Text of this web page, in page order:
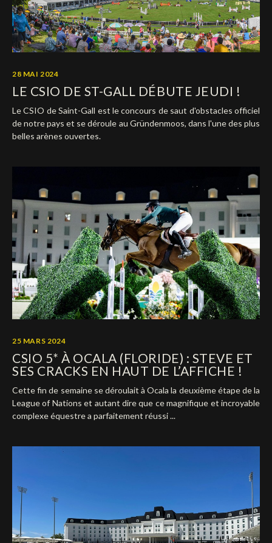
28 MAI 2024
LE CSIO DE ST-GALL DÉBUTE JEUDI !
Le CSIO de Saint-Gall est le concours de saut d'obstacles officiel
de notre pays et se déroule au Gründenmoos, dans l'une des plus
belles arènes ouvertes.
25 MARS 2024
CSIO 5* À OCALA (FLORIDE) : STEVE ET
SES CRACKS EN HAUT DE L’AFFICHE !
Cette fin de semaine se déroulait à Ocala la deuxième étape de la
League of Nations et autant dire que ce magnifique et incroyable
complexe équestre a parfaitement réussi ...